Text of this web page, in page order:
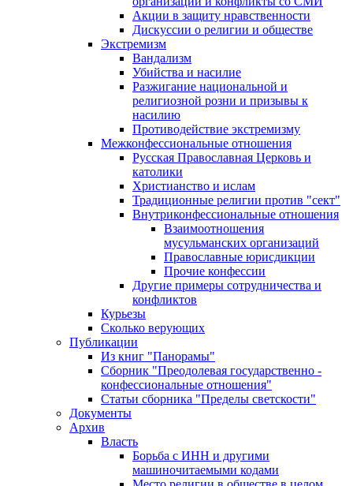
Акции в защиту нравственности
Дискуссии о религии и обществе
Экстремизм
Вандализм
Убийства и насилие
Разжигание национальной и
религиозной розни и призывы к
насилию
Противодействие экстремизму
Межконфессиональные отношения
Русская Православная Церковь и
католики
Христианство и ислам
Традиционные религии против "сект"
Внутриконфессиональные отношения
Взаимоотношения
мусульманских организаций
Православные юрисдикции
Прочие конфессии
Другие примеры сотрудничества и
конфликтов
Курьезы
Сколько верующих
Публикации
Из книг "Панорамы"
Сборник "Преодолевая государственно -
конфессиональные отношения"
Статьи сборника "Пределы светскости"
Документы
Архив
Власть
Борьба с ИНН и другими
машиночитаемыми кодами